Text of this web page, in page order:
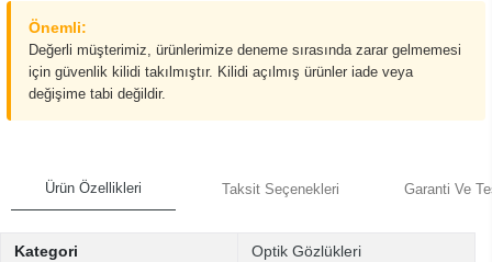
Önemli:
Değerli müşterimiz, ürünlerimize deneme sırasında zarar gelmemesi
için güvenlik kilidi takılmıştır. Kilidi açılmış ürünler iade veya
değişime tabi değildir.
Ürün Özellikleri Taksit Seçenekleri Garanti Ve
Kategori Optik Gözlükleri